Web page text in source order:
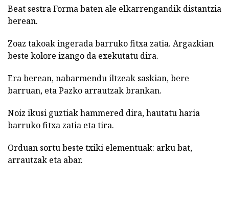
Beat sestra Forma baten ale elkarrengandik distantzia
berean.
Zoaz takoak ingerada barruko fitxa zatia. Argazkian
beste kolore izango da exekutatu dira.
Era berean, nabarmendu iltzeak saskian, bere
barruan, eta Pazko arrautzak brankan.
Noiz ikusi guztiak hammered dira, hautatu haria
barruko fitxa zatia eta tira.
Orduan sortu beste txiki elementuak: arku bat,
arrautzak eta abar.